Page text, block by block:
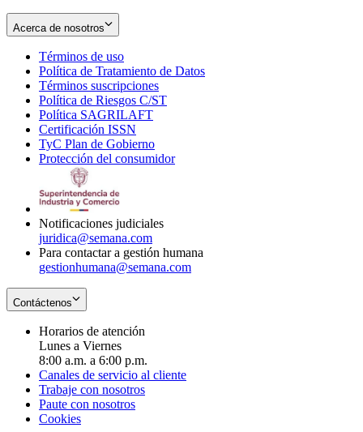
Acerca de nosotros
Términos de uso
in
new
window
Política de Tratamiento de Datos
Términos suscripciones
in
Política de Riesgos C/ST
Política SAGRILAFT
new
window
Certificación ISSN
in
new
TyC Plan de Gobierno
in
Protección del consumidorOpens
Notificaciones judiciales
juridica@semana.com
Para contactar a gestión humana
gestionhumana@semana.com
Contáctenos
Horarios de atención
Lunes a Viernes
8:00 a.m. a 6:00 p.m.
Canales de servicio al cliente
Trabaje con nosotros
Paute con nosotros
Cookies